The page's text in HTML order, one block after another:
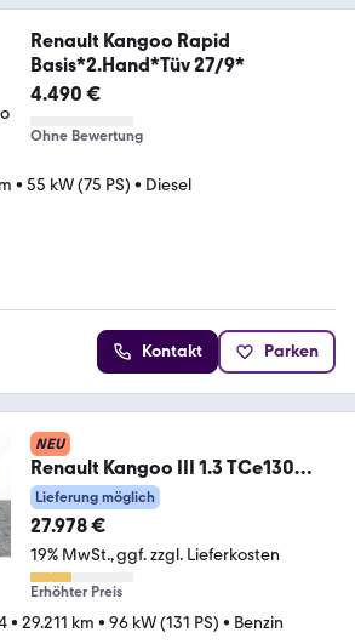
Renault Kangoo Rapid
Basis*2.Hand*Tüv 27/9*
4.490 €
Ohne Bewertung
• 55 kW (75 PS) • Diesel
Kontakt Parken
NEU
Renault Kangoo III 1.3 TCe130
Grand Techno CAM*LED*NAVI
Lieferung möglich
27.978 €
19% MwSt. ggf. zzgl. Lieferkosten
Erhöhter Preis
• 29.211 km • 96 kW (131 PS) • Benzin